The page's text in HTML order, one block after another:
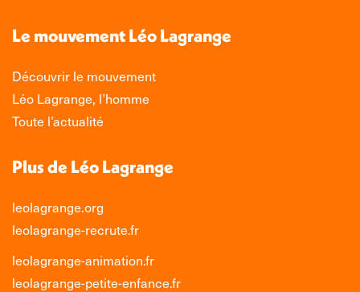
s'ouvre
une
nouvelle
fenêtre
s'ouvre
une
fenêtre
s'ouvre
une
nouvelle
fenêtre
s'ouvre
une
nouvelle
fenêtre
Le mouvement Léo Lagrange
Découvrir le mouvement
Léo Lagrange, l’homme
Toute l’actualité
Plus de Léo Lagrange
leolagrange.org
leolagrange-recrute.fr
leolagrange-animation.fr
leolagrange-petite-enfance.fr